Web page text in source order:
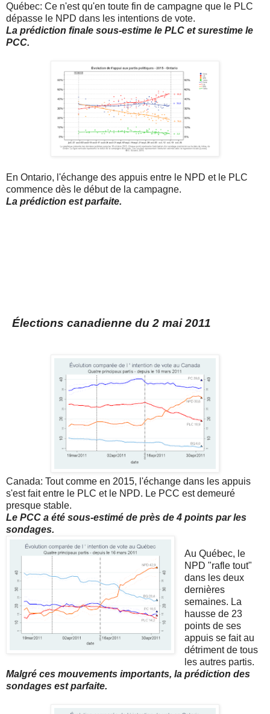
Québec: Ce n'est qu'en toute fin de campagne que le PLC
dépasse le NPD dans les intentions de vote.
La prédiction finale sous-estime le PLC et surestime le
PCC.
En Ontario, l'échange des appuis entre le NPD et le PLC
commence dès le début de la campagne.
La prédiction est parfaite.
Élections canadienne du 2 mai 2011
Canada: Tout comme en 2015, l'échange dans les appuis
s'est fait entre le PLC et le NPD. Le PCC est demeuré
presque stable.
Le PCC a été sous-estimé de près de 4 points par les
sondages.
Au Québec, le
NPD "rafle tout"
dans les deux
dernières
semaines. La
hausse de 23
points de ses
appuis se fait au
détriment de tous
les autres partis.
Malgré ces mouvements importants, la prédiction des
sondages est parfaite.